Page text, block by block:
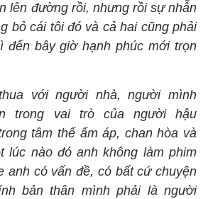
lên đường rồi, nhưng rồi sự nhẫn
bỏ cái tôi đó và cả hai cũng phải
đến bây giờ hạnh phúc mới trọn
với người nhà, người mình
trong vai trò của người hậu
tâm thế ấm áp, chan hòa và
lúc nào đó anh không làm phim
anh có vấn đề, có bất cứ chuyện
bản thân mình phải là người